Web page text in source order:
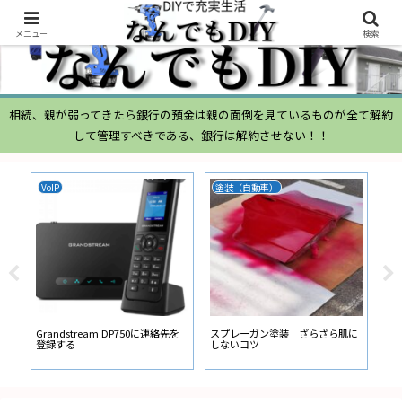
相続、親が弱ってきたら銀行の預金は親の面倒を見ているものが全て解約
して管理すべきである、銀行は解約させない！！
VoIP
Grandstream DP750に連絡先を
登録する
塗装（自動車）
スプレーガン塗装 ざらざら肌に
しないコツ
ムー
メニュー 検索